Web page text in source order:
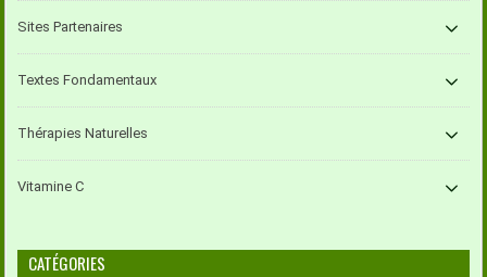
Sites Partenaires
Textes Fondamentaux
Thérapies Naturelles
Vitamine C
CATÉGORIES